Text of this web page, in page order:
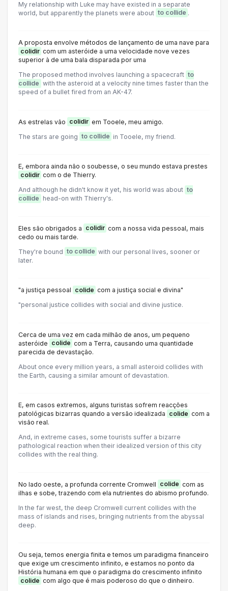
My relationship with Luke may have existed in a separate
world, but apparently the planets were about to collide .
A proposta envolve métodos de lançamento de uma nave para
colidir com um asteróide a uma velocidade nove vezes
superior à de uma bala disparada por uma
The proposed method involves launching a spacecraft to
collide with the asteroid at a velocity nine times faster than the
speed of a bullet fired from an AK-47.
As estrelas vão colidir em Tooele, meu amigo.
The stars are going to collide in Tooele, my friend.
E, embora ainda não o soubesse, o seu mundo estava prestes
colidir com o de Thierry.
And although he didn't know it yet, his world was about to
collide head-on with Thierry's.
Eles são obrigados a colidir com a nossa vida pessoal, mais
cedo ou mais tarde.
They're bound to collide with our personal lives, sooner or
later.
"a justiça pessoal colide com a justiça social e divina"
"personal justice collides with social and divine justice.
Cerca de uma vez em cada milhão de anos, um pequeno
asteróide colide com a Terra, causando uma quantidade
parecida de devastação.
About once every million years, a small asteroid collides with
the Earth, causing a similar amount of devastation.
E, em casos extremos, alguns turistas sofrem reacções
patológicas bizarras quando a versão idealizada colide com a
visão real.
And, in extreme cases, some tourists suffer a bizarre
pathological reaction when their idealized version of this city
collides with the real thing.
No lado oeste, a profunda corrente Cromwell colide com as
ilhas e sobe, trazendo com ela nutrientes do abismo profundo.
In the far west, the deep Cromwell current collides with the
mass of islands and rises, bringing nutrients from the abyssal
deep.
Ou seja, temos energia finita e temos um paradigma financeiro
que exige um crescimento infinito, e estamos no ponto da
História humana em que o paradigma do crescimento infinito
colide com algo que é mais poderoso do que o dinheiro.